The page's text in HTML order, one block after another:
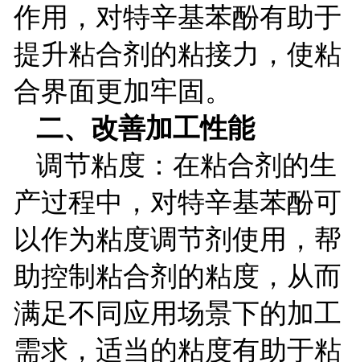
作用，对特辛基苯酚有助于
提升粘合剂的粘接力，使粘
合界面更加牢固。
二、改善加工性能
调节粘度：在粘合剂的生
产过程中，对特辛基苯酚可
以作为粘度调节剂使用，帮
助控制粘合剂的粘度，从而
满足不同应用场景下的加工
需求，适当的粘度有助于粘